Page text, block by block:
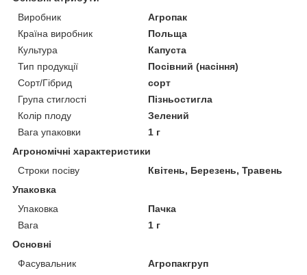
Виробник
Агропак
Країна виробник
Польща
Культура
Капуста
Тип продукції
Посівний (насіння)
Сорт/Гібрид
сорт
Група стиглості
Пізньостигла
Колір плоду
Зелений
Вага упаковки
1 г
Агрономічні характеристики
Строки посіву
Квітень, Березень, Травень
Упаковка
Упаковка
Пачка
Вага
1 г
Основні
Фасувальник
Агропакгруп